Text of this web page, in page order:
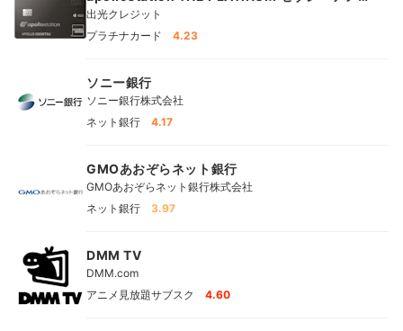
カン・エキスプレス®・カード
出光クレジット
プラチナカード
4.23
ソニー銀行
ソニー銀行株式会社
ネット銀行
4.17
GMOあおぞらネット銀行
GMOあおぞらネット銀行株式会社
ネット銀行
3.97
DMM TV
DMM.com
アニメ見放題サブスク
4.60